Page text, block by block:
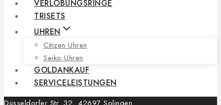
VERLOBUNGSRINGE
TRISETS
UHREN
Citizen Uhren
Seiko Uhren
GOLDANKAUF
SERVICELEISTUNGEN